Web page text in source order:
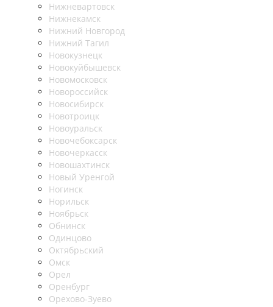
Нижневартовск
Нижнекамск
Нижний Новгород
Нижний Тагил
Новокузнецк
Новокуйбышевск
Новомосковск
Новороссийск
Новосибирск
Новотроицк
Новоуральск
Новочебоксарск
Новочеркасск
Новошахтинск
Новый Уренгой
Ногинск
Норильск
Ноябрьск
Обнинск
Одинцово
Октябрьский
Омск
Орел
Оренбург
Орехово-Зуево